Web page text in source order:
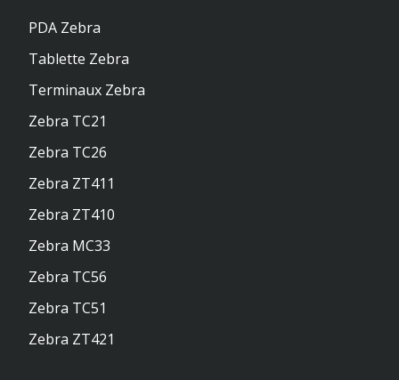
PDA Zebra
Tablette Zebra
Terminaux Zebra
Zebra TC21
Zebra TC26
Zebra ZT411
Zebra ZT410
Zebra MC33
Zebra TC56
Zebra TC51
Zebra ZT421